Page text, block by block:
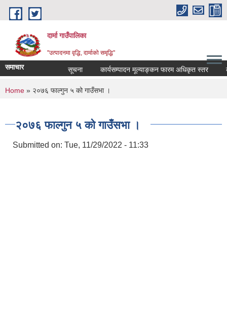
Skip to main content
दार्मा गाउँपालिका
"उत्पादनमा वृद्धि, दार्माको समृद्धि"
समाचार सूचना कार्यसम्पादन मूल्याङ्कन फारम अधिकृत स्तर
You are here
Home » २०७६ फाल्गुन ५ को गाउँसभा ।
२०७६ फाल्गुन ५ को गाउँसभा ।
Submitted on: Tue, 11/29/2022 - 11:33